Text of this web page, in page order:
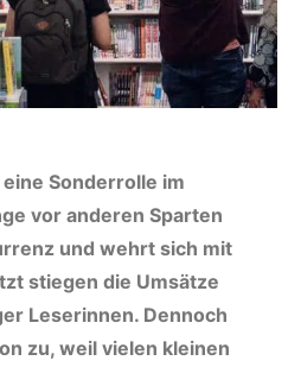
Sonderrolle im
vor anderen Sparten
und wehrt sich mit
stiegen die Umsätze
Leserinnen. Dennoch
zu, weil vielen kleinen